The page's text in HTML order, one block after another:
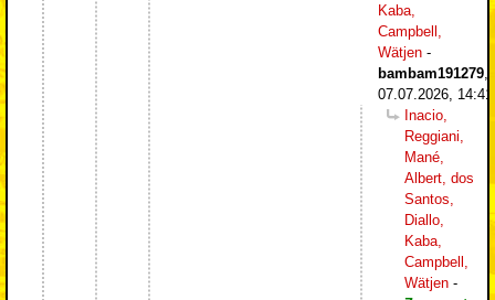
Kaba,
Campbell,
Wätjen -
bambam191279
07.07.2026, 14:41
Inacio,
Reggiani,
Mané,
Albert, dos
Santos,
Diallo,
Kaba,
Campbell,
Wätjen -